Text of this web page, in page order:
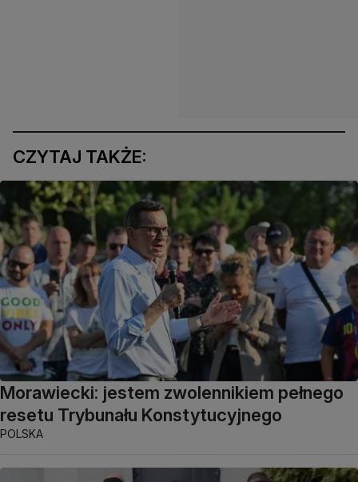
CZYTAJ TAKŻE:
Morawiecki: jestem zwolennikiem pełnego
resetu Trybunału Konstytucyjnego
POLSKA